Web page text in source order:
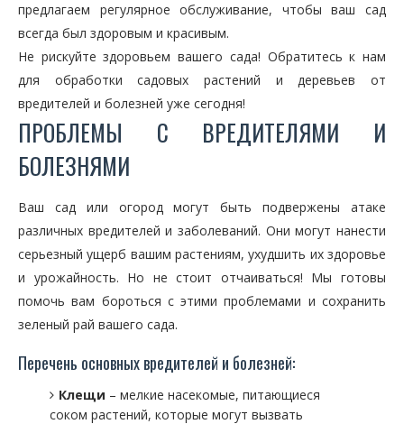
предлагаем регулярное обслуживание, чтобы ваш сад
всегда был здоровым и красивым.
Не рискуйте здоровьем вашего сада! Обратитесь к нам
для обработки садовых растений и деревьев от
вредителей и болезней уже сегодня!
ПРОБЛЕМЫ С ВРЕДИТЕЛЯМИ И
БОЛЕЗНЯМИ
Ваш сад или огород могут быть подвержены атаке
различных вредителей и заболеваний. Они могут нанести
серьезный ущерб вашим растениям, ухудшить их здоровье
и урожайность. Но не стоит отчаиваться! Мы готовы
помочь вам бороться с этими проблемами и сохранить
зеленый рай вашего сада.
Перечень основных вредителей и болезней:
Клещи – мелкие насекомые, питающиеся
соком растений, которые могут вызвать